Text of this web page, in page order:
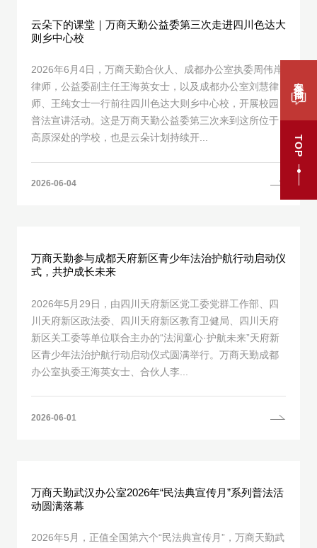
TOP
云朵下的课堂｜万商天勤公益委第三次走进四川色达大
则乡中心校
2026年6月4日，万商天勤合伙人、成都办公室执委周伟岸
律师，公益委副主任王海英女士，以及成都办公室刘慧律
师、王纯女士一行前往四川色达大则乡中心校，开展校园
普法宣讲活动。这是万商天勤公益委第三次来到这所位于
高原深处的学校，也是云朵计划持续开...
2026-06-04
万商天勤参与成都天府新区青少年法治护航行动启动仪
式，共护成长未来
2026年5月29日，由四川天府新区党工委党群工作部、四
川天府新区政法委、四川天府新区教育卫健局、四川天府
新区关工委等单位联合主办的“法润童心·护航未来”天府新
区青少年法治护航行动启动仪式圆满举行。万商天勤成都
办公室执委王海英女士、合伙人李...
2026-06-01
万商天勤武汉办公室2026年“民法典宣传月”系列普法活
动圆满落幕
2026年5月，正值全国第六个“民法典宣传月”，万商天勤武